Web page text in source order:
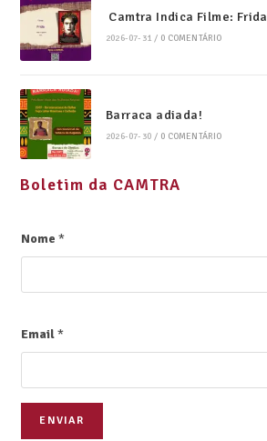
Camtra Indica Filme: Frida
2026-07-31 / 0 COMENTÁRIO
Barraca adiada!
2026-07-30 / 0 COMENTÁRIO
Boletim da CAMTRA
Nome*
Email*
ENVIAR